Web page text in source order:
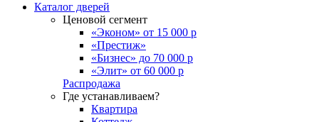
Каталог дверей
Ценовой сегмент
«Эконом» от 15 000 р
«Престиж»
«Бизнес» до 70 000 р
«Элит» от 60 000 р
Распродажа
Где устанавливаем?
Квартира